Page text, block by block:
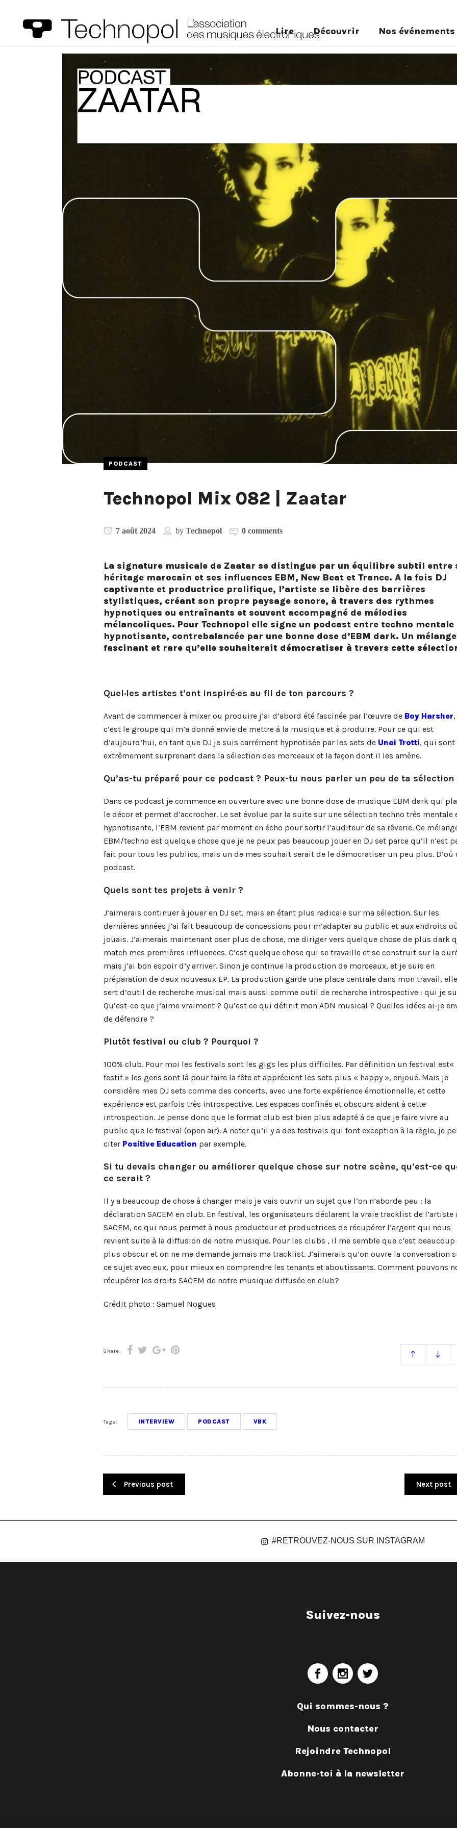
Lire Découvrir Nos événements
PODCAST
Technopol Mix 082 | Zaatar
7 août 2024 by Technopol 0 comments
La signature musicale de Zaatar se distingue par un équilibre subtil entre
héritage marocain et ses influences EBM, New Beat et Trance. A la fois DJ
captivante et productrice prolifique, l’artiste se libère des barrières
stylistiques, créant son propre paysage sonore, à travers des rythmes
hypnotiques ou entraînants et souvent accompagné de mélodies
mélancoliques. Pour Technopol elle signe un podcast entre techno mentale
hypnotisante, contrebalancée par une bonne dose d’EBM dark. Un mélange
fascinant et rare qu’elle souhaiterait démocratiser à travers cette
Quel·les artistes t’ont inspiré·es au fil de ton parcours ?
Avant de commencer à mixer ou produire j’ai d’abord été fascinée par l’œuvre de Boy Harsher,
c’est le groupe qui m’a donné envie de mettre à la musique et à produire. Pour ce qui est
d’aujourd’hui, en tant que DJ je suis carrément hypnotisée par les sets de Unai Trotti, qui sont
extrêmement surprenant dans la sélection des morceaux et la façon dont il les amène.
Qu’as-tu préparé pour ce podcast ? Peux-tu nous parler un peu de ta sélection
Dans ce podcast je commence en ouverture avec une bonne dose de musique EBM dark qui
le décor et permet d’accrocher. Le set évolue par la suite sur une sélection techno très mentale
hypnotisante, l’EBM revient par moment en écho pour sortir l’auditeur de sa rêverie. Ce
EBM/techno est quelque chose que je ne peux pas beaucoup jouer en DJ set parce qu’il n’est
fait pour tous les publics, mais un de mes souhait serait de le démocratiser un peu plus. D’où
podcast.
Quels sont tes projets à venir ?
J’aimerais continuer à jouer en DJ set, mais en étant plus radicale sur ma sélection. Sur les
dernières années j’ai fait beaucoup de concessions pour m’adapter au public et aux endroits
jouais. J’aimerais maintenant oser plus de chose, me diriger vers quelque chose de plus dark
match mes premières influences. C’est quelque chose qui se travaille et se construit sur la
mais j’ai bon espoir d’y arriver. Sinon je continue la production de morceaux, et je suis en
préparation de deux nouveaux EP. La production garde une place centrale dans mon travail,
sert d’outil de recherche musical mais aussi comme outil de recherche introspective : qui je
Qu’est-ce que j’aime vraiment ? Qu’est ce qui définit mon ADN musical ? Quelles idées ai-je
de défendre ?
Plutôt festival ou club ? Pourquoi ?
100% club. Pour moi les festivals sont les gigs les plus difficiles. Par définition un festival est«
festif » les gens sont là pour faire la fête et apprécient les sets plus « happy », enjoué. Mais je
considère mes DJ sets comme des concerts, avec une forte expérience émotionnelle, et cette
expérience est parfois très introspective. Les espaces confinés et obscurs aident à cette
introspection. Je pense donc que le format club est bien plus adapté à ce que je faire vivre au
public que le festival (open air). A noter qu’il y a des festivals qui font exception à la règle, je
citer Positive Education par exemple.
Si tu devais changer ou améliorer quelque chose sur notre scène, qu’est-ce
ce serait ?
Il y a beaucoup de chose à changer mais je vais ouvrir un sujet que l’on n’aborde peu : la
déclaration SACEM en club. En festival, les organisateurs déclarent la vraie tracklist de l’artiste
SACEM, ce qui nous permet à nous producteur et productrices de récupérer l’argent qui nous
revient suite à la diffusion de notre musique. Pour les clubs , il me semble que c’est beaucoup
plus obscur et on ne me demande jamais ma tracklist. J’aimerais qu’on ouvre la conversation
ce sujet avec eux, pour mieux en comprendre les tenants et aboutissants. Comment pouvons
récupérer les droits SACEM de notre musique diffusée en club?
Crédit photo : Samuel Nogues
Share:
Tags: INTERVIEW PODCAST VBK
Previous post Next post
#RETROUVEZ-NOUS SUR INSTAGRAM
Suivez-nous
Qui sommes-nous ?
Nous contacter
Rejoindre Technopol
Abonne-toi à la newsletter